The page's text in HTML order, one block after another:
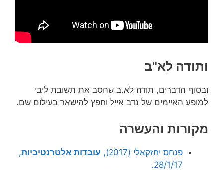
ותודה לא"ב
ובסוף הדברים, תודה לא.ב שהסב את תשובת ליבי
למופע האיימים של נדב אייל וחפץ להישאר בעילום שם.
מקורות והעשרה
פנחס יחזקאלי (2017), עובדות אלטרנטיביות,
28/1/17.